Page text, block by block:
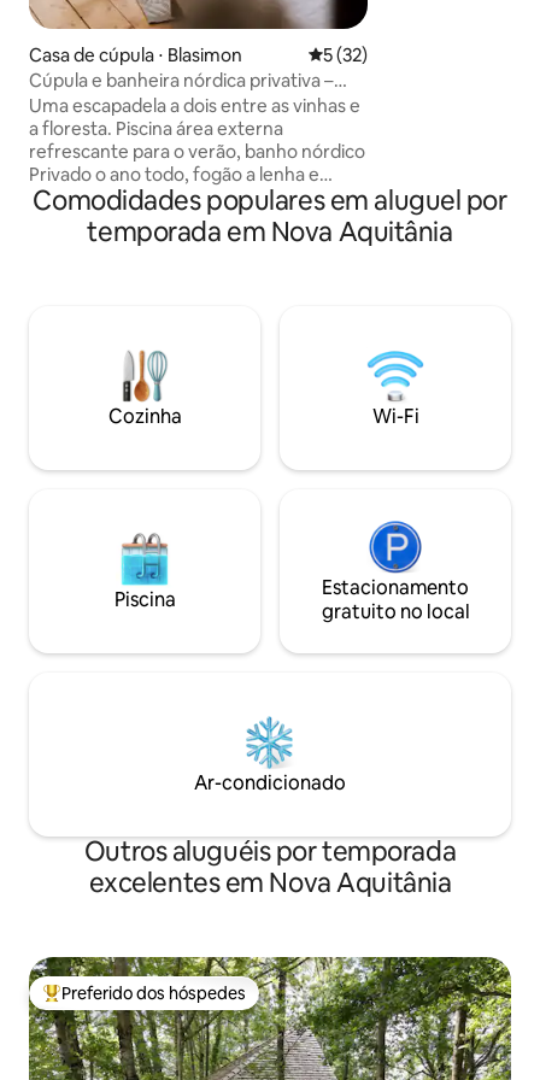
Casa de cúpula ⋅ Blasimon 5 de uma avaliação média
5 (32)
Cúpula e banheira nórdica privativa –
Domaine du Bedat
Uma escapadela a dois entre as vinhas e
a floresta. Piscina área externa
refrescante para o verão, banho nórdico
Privado o ano todo, fogão a lenha e
telescópio para inverno — a cúpula pode
ser apreciada em todas as estações.
Cama de gaze de algodão Vosges
nossos vinhedos, café da manhã e menu
de catering mediante solicitação. Ideal
para um fim de semana romântico. A 50
minutos de Bordeaux, a 20 minutos de
Comodidades populares em aluguel por
temporada em Nova Aquitânia
Cozinha Wi-Fi
Piscina
Estacionamento
gratuito no local
Ar-condicionado
Outros aluguéis por temporada
excelentes em Nova Aquitânia
Entre os melhores preferidos dos hóspedes
Preferido dos hóspedes